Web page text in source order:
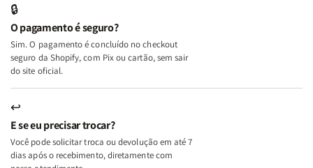
Lar
Lar
🔒
O pagamento é seguro?
Sim. O pagamento é concluído no checkout
seguro da Shopify, com Pix ou cartão, sem sair
do site oficial.
↩
E se eu precisar trocar?
Você pode solicitar troca ou devolução em até 7
dias após o recebimento, diretamente com